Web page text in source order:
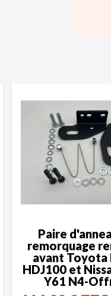
Paire
remorquage
avant Toyota
HDJ100 et
Y61 N4-